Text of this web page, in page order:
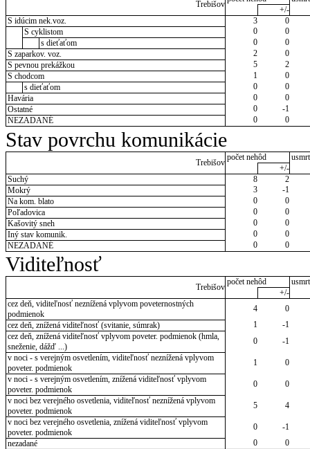
Trebišov
+/-
S idúcim nek.voz.
3
0
S cyklistom
0
0
s dieťaťom
0
0
S zaparkov. voz.
2
0
S pevnou prekážkou
5
2
S chodcom
1
0
s dieťaťom
0
0
Havária
0
0
Ostatné
0
-1
NEZADANÉ
0 0
Stav povrchu komunikácie
Trebišov
počet nehôd
+/-
Suchý
8
2
Mokrý
3
-1
Na kom. blato
0
0
Poľadovica
0
0
Kašovitý sneh
0
0
Iný stav komunik.
0
0
NEZADANÉ
0 0
Viditeľnosť
Trebišov
počet nehôd
+/-
cez deň, viditeľnosť neznížená vplyvom poveternostných
podmienok
4
0
cez deň, znížená viditeľnosť (svitanie, súmrak)
1
-1
cez deň, znížená viditeľnosť vplyvom poveter. podmienok (hmla,
sneženie, dážď ...)
0
-1
v noci - s verejným osvetlením, viditeľnosť neznížená vplyvom
poveter. podmienok
1
0
v noci - s verejným osvetlením, znížená viditeľnosť vplyvom
poveter. podmienok
0
0
v noci bez verejného osvetlenia, viditeľnosť neznížená vplyvom
poveter. podmienok
5
4
v noci bez verejného osvetlenia, znížená viditeľnosť vplyvom
poveter. podmienok
0
-1
nezadané
0 0